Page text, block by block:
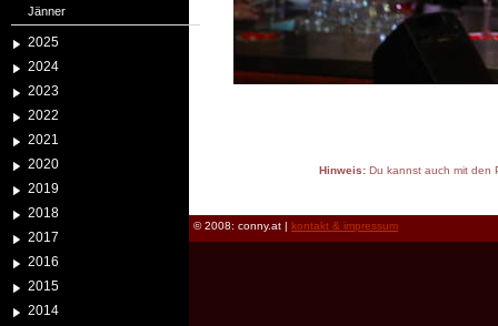
Jänner
2025
2024
2023
2022
2021
2020
2019
2018
2017
2016
2015
2014
Hinweis:Du kannst auch mit den
© 2008: conny.at | kontakt & impressum